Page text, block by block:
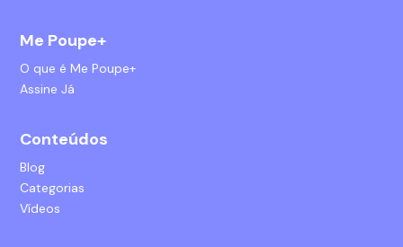
Me Poupe+
O que é Me Poupe+
Assine Já
Conteúdos
Blog
Categorias
Vídeos